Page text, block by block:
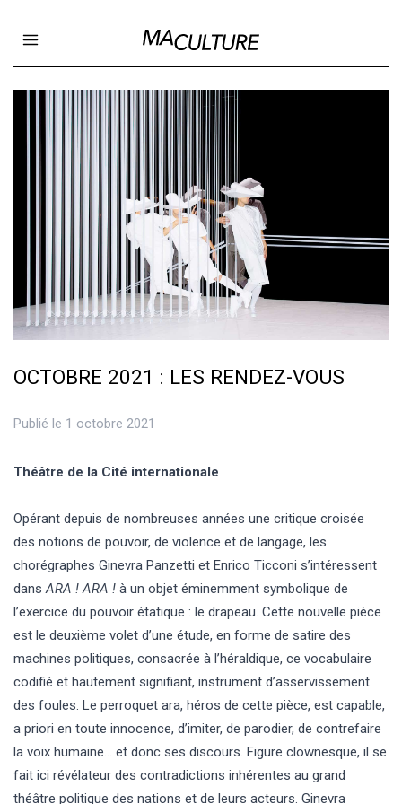
Open main menu
Ma Culture
OCTOBRE 2021 : LES RENDEZ-VOUS
Publié le 1 octobre 2021
Théâtre de la Cité internationale
Opérant depuis de nombreuses années une critique croisée
des notions de pouvoir, de violence et de langage, les
chorégraphes Ginevra Panzetti et Enrico Ticconi s’intéressent
dansARA ! ARA ! à un objet éminemment symbolique de
l’exercice du pouvoir étatique : le drapeau. Cette nouvelle pièce
est le deuxième volet d’une étude, en forme de satire des
machines politiques, consacrée à l’héraldique, ce vocabulaire
codifié et hautement signifiant, instrument d’asservissement
des foules. Le perroquet ara, héros de cette pièce, est capable,
a priori en toute innocence, d’imiter, de parodier, de contrefaire
la voix humaine… et donc ses discours. Figure clownesque, il se
fait ici révélateur des contradictions inhérentes au grand
théâtre politique des nations et de leurs acteurs. Ginevra